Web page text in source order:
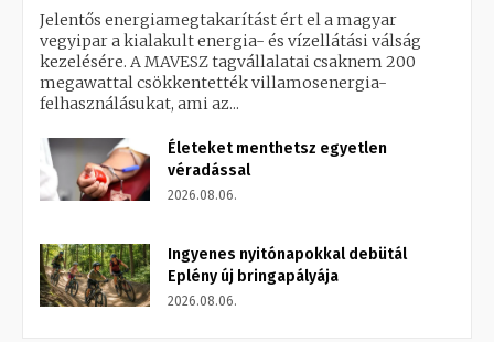
Jelentős energiamegtakarítást ért el a magyar
vegyipar a kialakult energia- és vízellátási válság
kezelésére. A MAVESZ tagvállalatai csaknem 200
megawattal csökkentették villamosenergia-
felhasználásukat, ami az...
Életeket menthetsz egyetlen
véradással
2026.08.06.
Ingyenes nyitónapokkal debütál
Eplény új bringapályája
2026.08.06.